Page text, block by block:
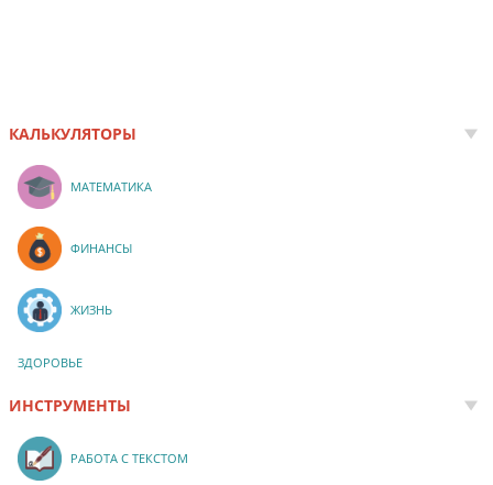
КАЛЬКУЛЯТОРЫ
МАТЕМАТИКА
ФИНАНСЫ
ЖИЗНЬ
ЗДОРОВЬЕ
ИНСТРУМЕНТЫ
РАБОТА С ТЕКСТОМ